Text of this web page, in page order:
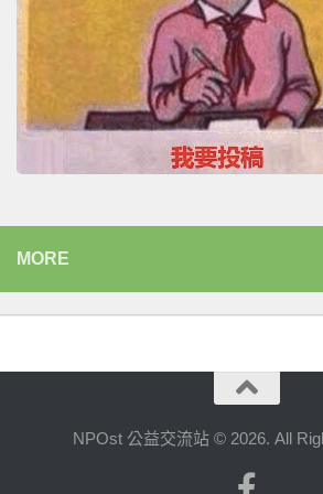
MORE
NPOst 公益交流站 © 2026. All